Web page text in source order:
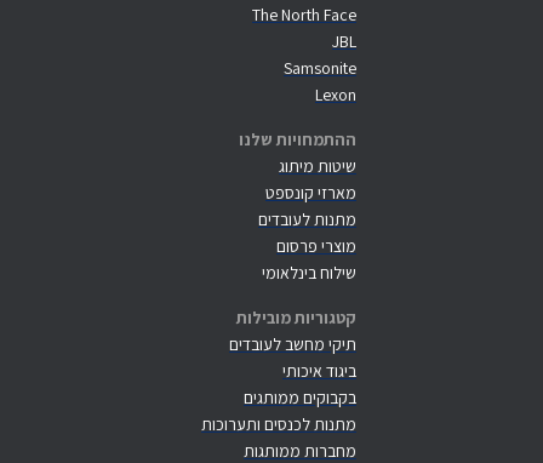
The North Face
JBL
Samsonite
Lexon
ההתמחויות שלנו
שיטות מיתוג
מארזי קונספט
מתנות לעובדים
מוצרי פרסום
שילוח בינלאומי
קטגוריות מובילות
תיקי מחשב לעובדים
ביגוד איכותי
בקבוקים ממותגים
מתנות לכנסים ותערוכות
מחברות ממותגות